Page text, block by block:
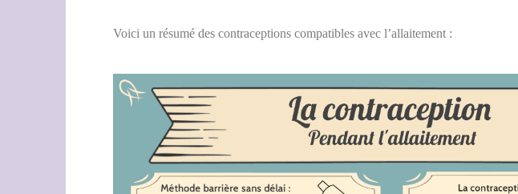
Voici un résumé des contraceptions compatibles avec l’allaitement :